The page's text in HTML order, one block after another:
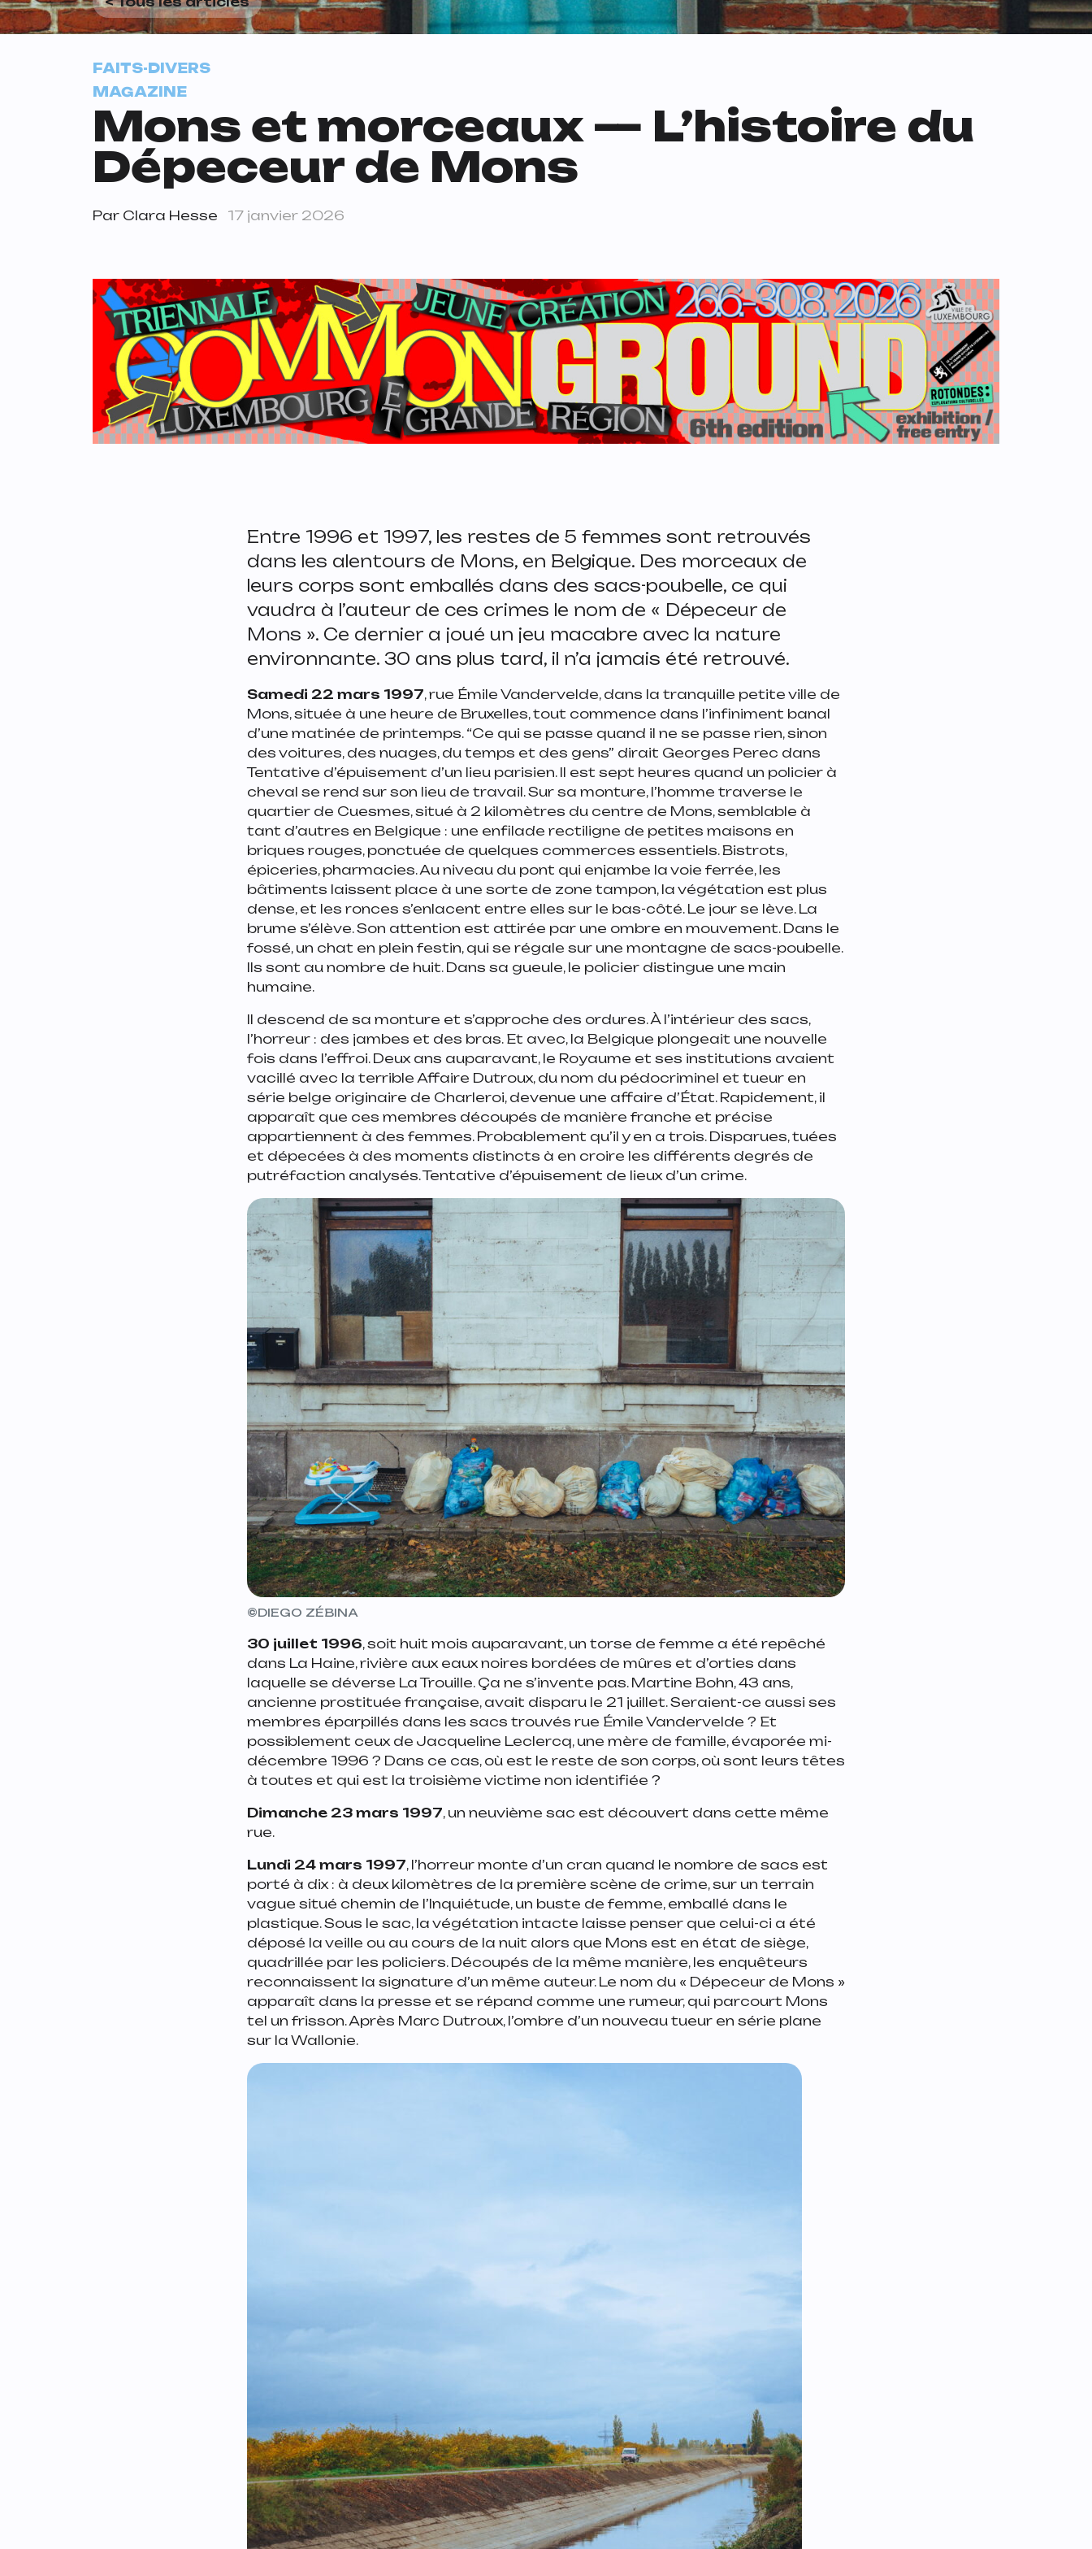
FAITS-DIVERS
MAGAZINE
Mons et morceaux — L’histoire du
Dépeceur de Mons
Par Clara Hesse 17 janvier 2026
Entre 1996 et 1997, les restes de 5 femmes sont retrouvés
dans les alentours de Mons, en Belgique. Des morceaux de
leurs corps sont emballés dans des sacs-poubelle, ce qui
vaudra à l’auteur de ces crimes le nom de « Dépeceur de
Mons ». Ce dernier a joué un jeu macabre avec la nature
environnante. 30 ans plus tard, il n’a jamais été retrouvé.
Samedi 22 mars 1997, rue Émile Vandervelde, dans la tranquille petite ville de
Mons, située à une heure de Bruxelles, tout commence dans l’infiniment banal
d’une matinée de printemps. “Ce qui se passe quand il ne se passe rien, sinon
des voitures, des nuages, du temps et des gens” dirait Georges Perec dans
Tentative d’épuisement d’un lieu parisien. Il est sept heures quand un policier à
cheval se rend sur son lieu de travail. Sur sa monture, l’homme traverse le
quartier de Cuesmes, situé à 2 kilomètres du centre de Mons, semblable à
tant d’autres en Belgique : une enfilade rectiligne de petites maisons en
briques rouges, ponctuée de quelques commerces essentiels. Bistrots,
épiceries, pharmacies. Au niveau du pont qui enjambe la voie ferrée, les
bâtiments laissent place à une sorte de zone tampon, la végétation est plus
dense, et les ronces s’enlacent entre elles sur le bas-côté. Le jour se lève. La
brume s’élève. Son attention est attirée par une ombre en mouvement. Dans le
fossé, un chat en plein festin, qui se régale sur une montagne de sacs-poubelle.
Ils sont au nombre de huit. Dans sa gueule, le policier distingue une main
humaine.
Il descend de sa monture et s’approche des ordures. À l’intérieur des sacs,
l’horreur : des jambes et des bras. Et avec, la Belgique plongeait une nouvelle
fois dans l’effroi. Deux ans auparavant, le Royaume et ses institutions avaient
vacillé avec la terrible Affaire Dutroux, du nom du pédocriminel et tueur en
série belge originaire de Charleroi, devenue une affaire d’État. Rapidement, il
apparaît que ces membres découpés de manière franche et précise
appartiennent à des femmes. Probablement qu’il y en a trois. Disparues, tuées
et dépecées à des moments distincts à en croire les différents degrés de
putréfaction analysés. Tentative d’épuisement de lieux d’un crime.
©DIEGO ZÉBINA
30 juillet 1996, soit huit mois auparavant, un torse de femme a été repêché
dans La Haine, rivière aux eaux noires bordées de mûres et d’orties dans
laquelle se déverse La Trouille. Ça ne s’invente pas. Martine Bohn, 43 ans,
ancienne prostituée française, avait disparu le 21 juillet. Seraient-ce aussi ses
membres éparpillés dans les sacs trouvés rue Émile Vandervelde ? Et
possiblement ceux de Jacqueline Leclercq, une mère de famille, évaporée mi-
décembre 1996 ? Dans ce cas, où est le reste de son corps, où sont leurs têtes
à toutes et qui est la troisième victime non identifiée ?
Dimanche 23 mars 1997, un neuvième sac est découvert dans cette même
rue.
Lundi 24 mars 1997, l’horreur monte d’un cran quand le nombre de sacs est
porté à dix : à deux kilomètres de la première scène de crime, sur un terrain
vague situé chemin de l’Inquiétude, un buste de femme, emballé dans le
plastique. Sous le sac, la végétation intacte laisse penser que celui-ci a été
déposé la veille ou au cours de la nuit alors que Mons est en état de siège,
quadrillée par les policiers. Découpés de la même manière, les enquêteurs
reconnaissent la signature d’un même auteur. Le nom du « Dépeceur de Mons »
apparaît dans la presse et se répand comme une rumeur, qui parcourt Mons
tel un frisson. Après Marc Dutroux, l’ombre d’un nouveau tueur en série plane
sur la Wallonie.